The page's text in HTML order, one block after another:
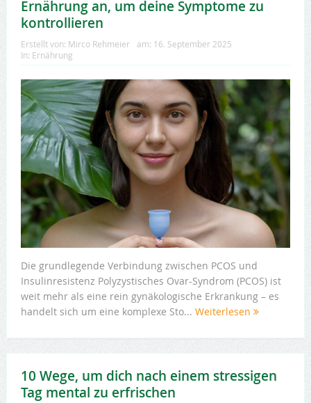
Ernährung an, um deine Symptome zu
kontrollieren
Erstellt von: Mirco Rehmeier am: 16. September 2025
In: Ernährung
Die grundlegende Verbindung zwischen PCOS und
Insulinresistenz Polyzystisches Ovar-Syndrom (PCOS) ist
weit mehr als eine rein gynäkologische Erkrankung – es
handelt sich um eine komplexe Sto... Weiterlesen
10 Wege, um dich nach einem stressigen
Tag mental zu erfrischen